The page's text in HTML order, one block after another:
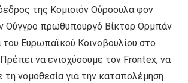
της Κομισιόν Ούρσουλα φον
Ούγγρο πρωθυπουργό Βίκτορ Ορμπάν
του Ευρωπαϊκού Κοινοβουλίου στο
να ενισχύσουμε τον Frontex, να
νομοθεσία για την καταπολέμηση